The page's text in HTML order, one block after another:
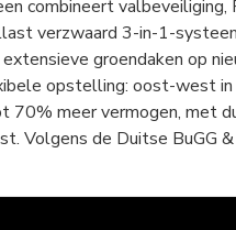
combineert
verzwaard 3-in-1-
groendaken op
opstelling: oost-west
70% meer vermogen, met
Volgens de Duitse BuGG